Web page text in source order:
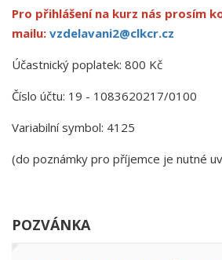
Pro přihlášení na kurz nás prosím
mailu: vzdelavani2@clkcr.cz
Účastnický poplatek: 800 Kč
Číslo účtu: 19 - 1083620217/0100
Variabilní symbol: 4125
(do poznámky pro příjemce je nutné
POZVÁNKA